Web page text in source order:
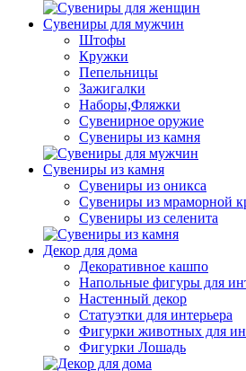
Сувениры для мужчин
Штофы
Кружки
Пепельницы
Зажигалки
Наборы,Фляжки
Сувенирное оружие
Сувениры из камня
Сувениры из камня
Сувениры из оникса
Сувениры из мраморной
Сувениры из селенита
Декор для дома
Декоративное кашпо
Напольные фигуры для
Настенный декор
Статуэтки для интерьера
Фигурки животных для
Фигурки Лошадь